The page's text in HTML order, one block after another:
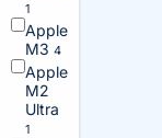
1
Apple
M3 4
Apple
M2
Ultra
1